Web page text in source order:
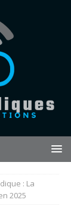
: La
2025